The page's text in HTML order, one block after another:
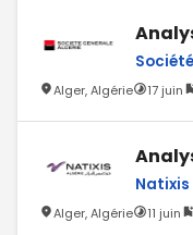
Alger, Algérie 17 juin
Natixis
Alger, Algérie 11 juin